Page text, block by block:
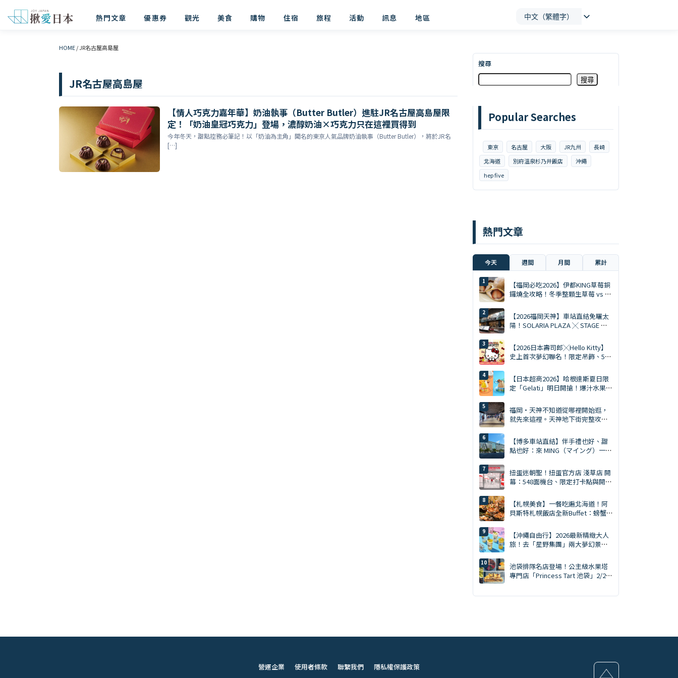
熱門文章 優惠券 觀光 美食 購物 住宿 旅程 活動 訊息 地區 中文（繁體字）
HOME/JR名古屋高島屋
JR名古屋高島屋
【情人巧克力嘉年華】奶油執事（Butter Butler）進駐JR名古屋高島屋限
定！「奶油皇冠巧克力」登場，濃醇奶油×巧克力只在這裡買得到
今年冬天，甜點控務必筆記！以「奶油為主角」聞名的東京人氣品牌奶油執事（Butter Butler），將於JR名
[…]
搜尋
搜尋
Popular Searches
東京 名古屋 大阪 JR九州
長崎
北海道
別府溫泉杉乃井飯店
沖繩
hep five
熱門文章
今天 週間 月間 累計
【福岡必吃2026】伊都KING草莓銅
鑼燒全攻略！冬季整顆生草莓 vs 夏
【2026福岡天神】車站直結免曬太
陽！SOLARIA PLAZA ╳ STAGE 必
【2026日本壽司郎╳Hello Kitty】
史上首次夢幻聯名！限定吊飾、5%
【日本超商2026】哈根達斯夏日限
定「Gelati」明日開搶！爆汁水果、
福岡・天神不知道從哪裡開始逛，
就先來這裡。天神地下街完整攻略
【博多車站直結】伴手禮也好、甜
點也好：來 MING（マイング）一次
（2026年版）
扭蛋迷朝聖！扭蛋官方店 淺草店 開
幕：548面機台、限定打卡點與開幕
【札幌美食】一餐吃遍北海道！阿
貝斯特札幌飯店全新Buffet：螃蟹
湯咖哩
【沖繩自由行】2026最新精緻大人
旅！去「星野集團」兩大夢幻景點
微醺提案
池袋排隊名店登場！公主級水果塔
專門店「Princess Tart 池袋」2/28
營運企業 使用者條款 聯繫我們 隱私權保護政策